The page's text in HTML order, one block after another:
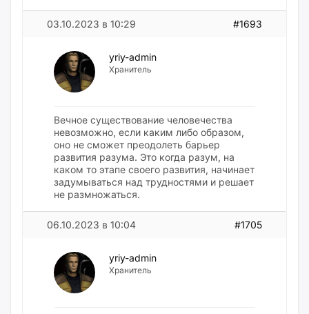
03.10.2023 в 10:29 #1693
yriy-admin
Хранитель
Вечное существование человечества
невозможно, если каким либо образом,
оно не сможет преодолеть барьер
развития разума. Это когда разум, на
каком то этапе своего развития, начинает
задумываться над трудностями и решает
не размножаться.
06.10.2023 в 10:04 #1705
yriy-admin
Хранитель